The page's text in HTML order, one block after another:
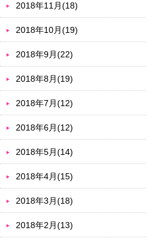
2018年11月(18)
2018年10月(19)
2018年9月(22)
2018年8月(19)
2018年7月(12)
2018年6月(12)
2018年5月(14)
2018年4月(15)
2018年3月(18)
2018年2月(13)